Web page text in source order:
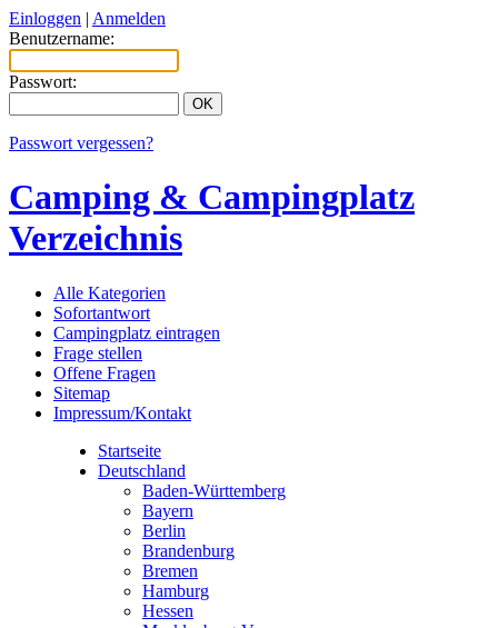
Einloggen | Anmelden
Benutzername:
Passwort:
Passwort vergessen?
Camping & Campingplatz
Verzeichnis
Alle Kategorien
Sofortantwort
Campingplatz eintragen
Frage stellen
Offene Fragen
Sitemap
Impressum/Kontakt
Startseite
Deutschland
Baden-Württemberg
Bayern
Berlin
Brandenburg
Bremen
Hamburg
Hessen